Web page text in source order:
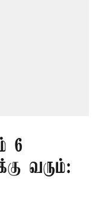
6
வரும்: